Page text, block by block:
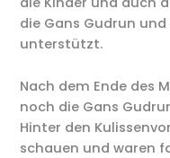
die Gans Gudrun
unterstützt.
Nach dem Ende des
noch die Gans
Hinter den
schauen und waren